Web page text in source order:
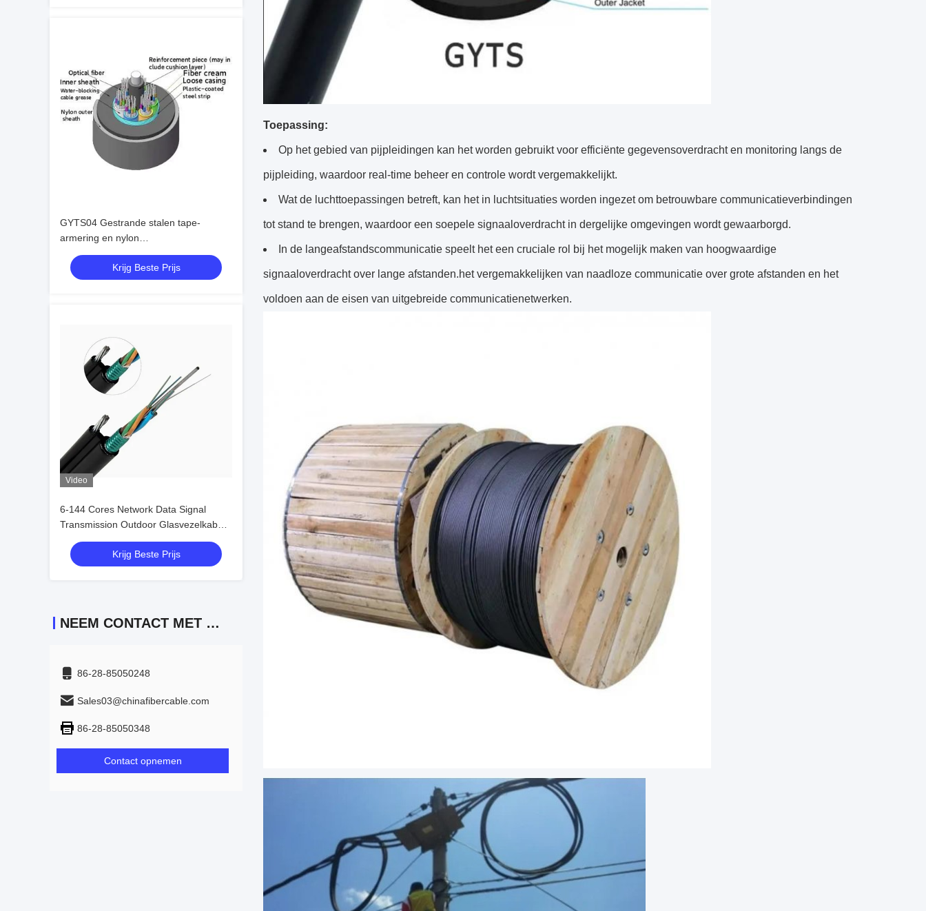
GYTS04 Gestrande stalen tape-
armering en nylon
buitenbeschermende optische kabel
Krijg Beste Prijs
Video
6-144 Cores Network Data Signal
Transmission Outdoor Glasvezelkabel
met aanpassingsdiensten
Krijg Beste Prijs
NEEM CONTACT MET ONS OP
86-28-85050248
Sales03@chinafibercable.com
86-28-85050348
Contact opnemen
Toepassing:
Op het gebied van pijpleidingen kan het worden gebruikt voor efficiënte gegevensoverdracht en monitoring langs de
pijpleiding, waardoor real-time beheer en controle wordt vergemakkelijkt.
Wat de luchttoepassingen betreft, kan het in luchtsituaties worden ingezet om betrouwbare communicatieverbindingen
tot stand te brengen, waardoor een soepele signaaloverdracht in dergelijke omgevingen wordt gewaarborgd.
In de langeafstandscommunicatie speelt het een cruciale rol bij het mogelijk maken van hoogwaardige
signaaloverdracht over lange afstanden.het vergemakkelijken van naadloze communicatie over grote afstanden en het
voldoen aan de eisen van uitgebreide communicatienetwerken.